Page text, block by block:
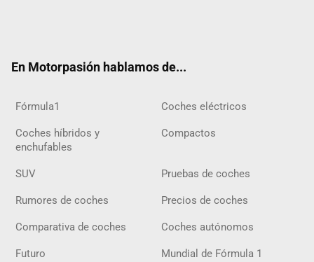
En Motorpasión hablamos de...
Fórmula1 Coches eléctricos
Coches híbridos y
enchufables
Compactos
SUV Pruebas de coches
Rumores de coches Precios de coches
Comparativa de coches Coches autónomos
Futuro Mundial de Fórmula 1